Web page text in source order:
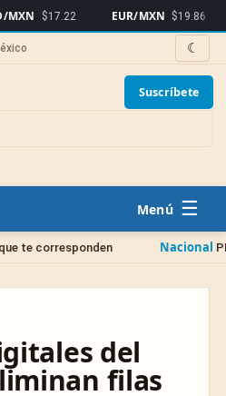
$17.22 EUR/MXN $19.86
☾
Suscríbete
☰
Nacional PROFEDET
del
filas